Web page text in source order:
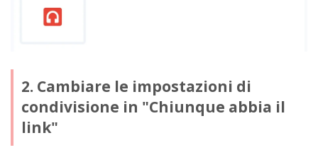
2. Cambiare le impostazioni di
condivisione in "Chiunque abbia il
link"